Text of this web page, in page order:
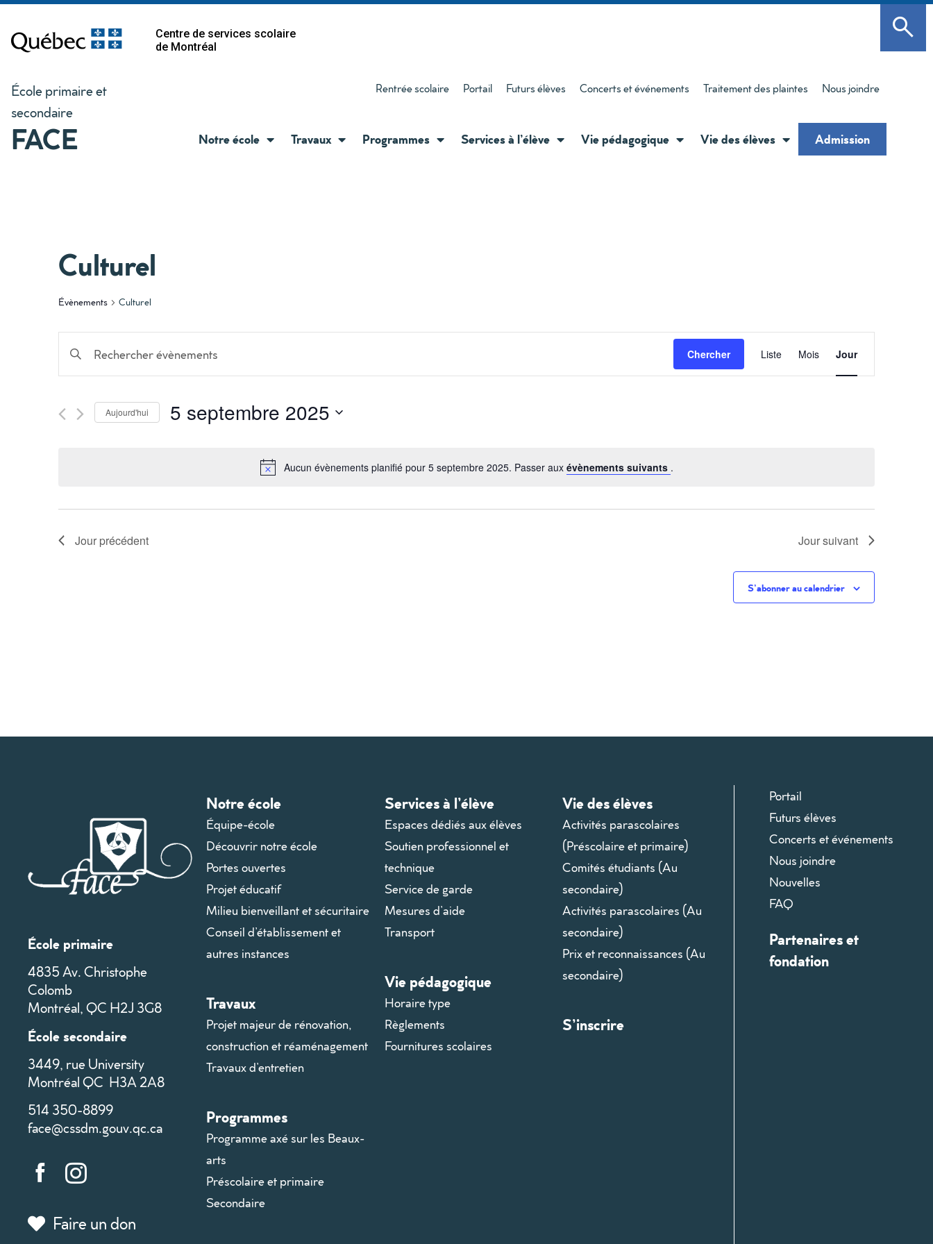
Centre de services scolaire
de Montréal
École primaire et
secondaire
FACE
Rentrée scolaire Portail Futurs élèves Concerts et événements Traitement des plaintes Nous joindre
Notre école Travaux Programmes Services à l’élève Vie pédagogique Vie des élèves Admission
Aucun évènements planifié pour 5 septembre 2025. Passer aux évènements suivants .
Culturel
Évènements Culturel
Recherche
et
navigation
vues
Évènements
Saisir
mot-
clé.
Rechercher
Évènements
Chercher de
Liste Mois Jour
Aujourd'hui 5 septembre 2025
Jour précédent Jour suivant
S’abonner au calendrier
École primaire
4835 Av. Christophe
Colomb
Montréal, QC H2J 3G8
École secondaire
3449, rue University
Montréal QC H3A 2A8
514 350-8899
face@cssdm.gouv.qc.ca
Faire un don
Notre école
Équipe-école
Découvrir notre école
Portes ouvertes
Projet éducatif
Milieu bienveillant et sécuritaire
Conseil d’établissement et
autres instances
Travaux
Projet majeur de rénovation,
construction et réaménagement
Travaux d’entretien
Programmes
Programme axé sur les Beaux-
arts
Préscolaire et primaire
Secondaire
Services à l’élève
Espaces dédiés aux élèves
Soutien professionnel et
technique
Service de garde
Mesures d’aide
Transport
Vie pédagogique
Horaire type
Règlements
Fournitures scolaires
Vie des élèves
Activités parascolaires
(Préscolaire et primaire)
Comités étudiants (Au
secondaire)
Activités parascolaires (Au
secondaire)
Prix et reconnaissances (Au
secondaire)
S’inscrire
Portail
Futurs élèves
Concerts et événements
Nous joindre
Nouvelles
FAQ
Partenaires et
fondation